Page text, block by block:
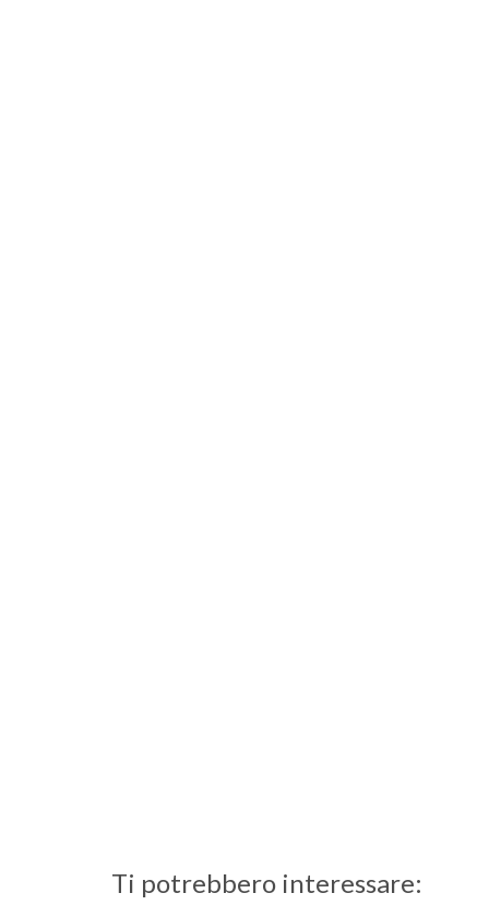
Ti potrebbero interessare: